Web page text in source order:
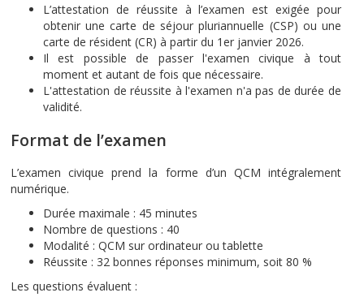
L’attestation de réussite à l’examen est exigée pour
obtenir une carte de séjour pluriannuelle (CSP) ou une
carte de résident (CR) à partir du 1er janvier 2026.
Il est possible de passer l'examen civique à tout
moment et autant de fois que nécessaire.
L'attestation de réussite à l'examen n'a pas de durée de
validité.
Format de l’examen
L’examen civique prend la forme d’un QCM intégralement
numérique.
Durée maximale : 45 minutes
Nombre de questions : 40
Modalité : QCM sur ordinateur ou tablette
Réussite : 32 bonnes réponses minimum, soit 80 %
Les questions évaluent :